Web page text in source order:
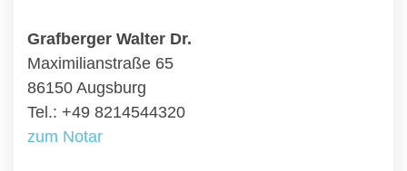
Grafberger Walter Dr.
Maximilianstraße 65
86150 Augsburg
Tel.: +49 8214544320
zum Notar